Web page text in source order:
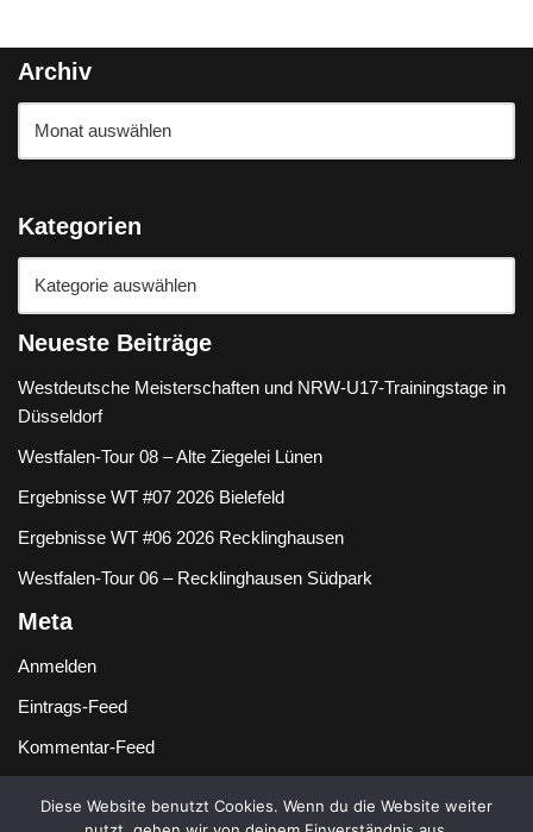
Archiv
Kategorien
Neueste Beiträge
Westdeutsche Meisterschaften und NRW-U17-Trainingstage in
Düsseldorf
Westfalen-Tour 08 – Alte Ziegelei Lünen
Ergebnisse WT #07 2026 Bielefeld
Ergebnisse WT #06 2026 Recklinghausen
Westfalen-Tour 06 – Recklinghausen Südpark
Meta
Anmelden
Eintrags-Feed
Kommentar-Feed
Diese Website benutzt Cookies. Wenn du die Website weiter